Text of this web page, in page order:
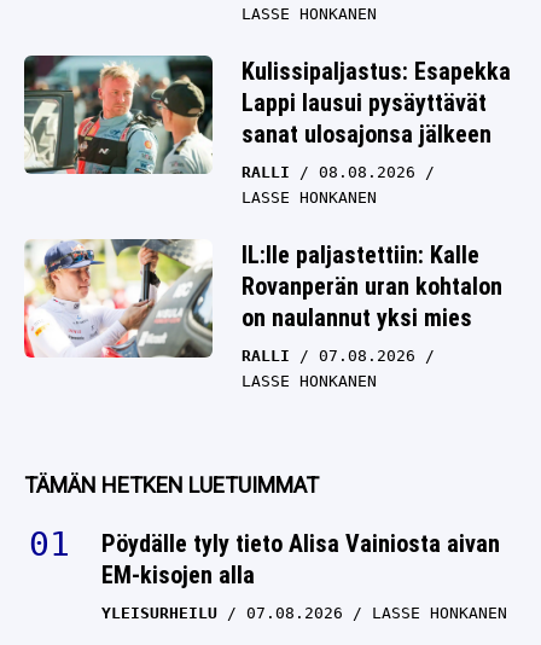
LASSE HONKANEN
Kulissipaljastus: Esapekka
Lappi lausui pysäyttävät
sanat ulosajonsa jälkeen
RALLI
08.08.2026
LASSE HONKANEN
IL:lle paljastettiin: Kalle
Rovanperän uran kohtalon
on naulannut yksi mies
RALLI
07.08.2026
LASSE HONKANEN
TÄMÄN HETKEN LUETUIMMAT
Pöydälle tyly tieto Alisa Vainiosta aivan
EM-kisojen alla
YLEISURHEILU 07.08.2026 LASSE HONKANEN